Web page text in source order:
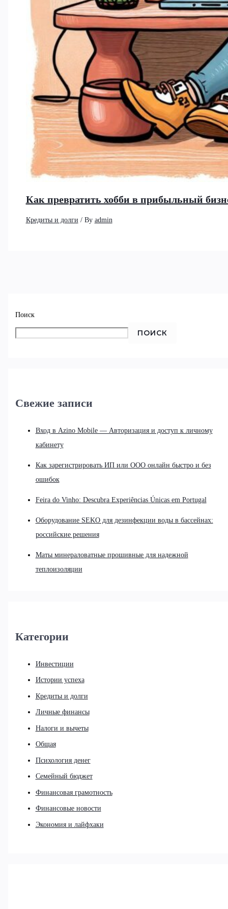
Поиск
ПОИСК
Свежие записи
Вход в Azino Mobile — Авторизация и доступ к личному
кабинету
Как зарегистрировать ИП или ООО онлайн быстро и без
ошибок
Feira do Vinho: Descubra Experiências Únicas em Portugal
Оборудование SEKO для дезинфекции воды в бассейнах:
российские решения
Маты минераловатные прошивные для надежной
теплоизоляции
Категории
Инвестиции
Истории успеха
Кредиты и долги
Личные финансы
Налоги и вычеты
Общая
Психология денег
Семейный бюджет
Финансовая грамотность
Финансовые новости
Экономия и лайфхаки
Как превратить хобби в прибыльный
Кредиты и долги / By admin